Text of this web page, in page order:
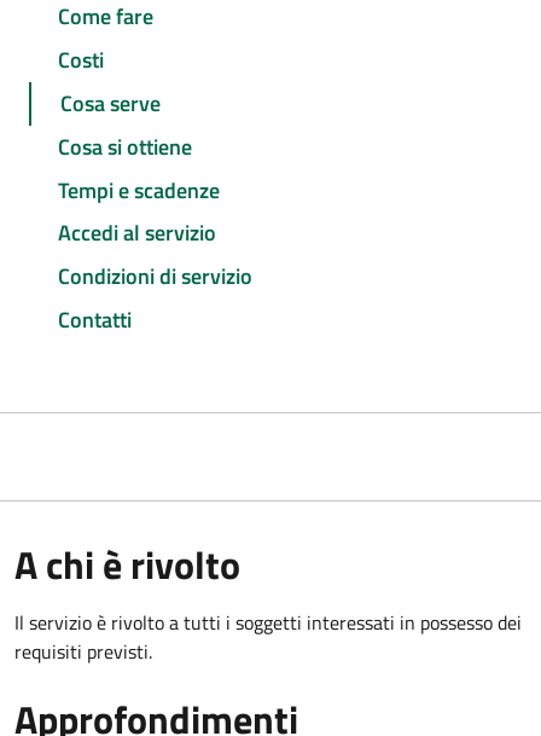
Come fare
Costi
Cosa serve
Cosa si ottiene
Tempi e scadenze
Accedi al servizio
Condizioni di servizio
Contatti
A chi è rivolto
Il servizio è rivolto a tutti i soggetti interessati in possesso dei
requisiti previsti.
Approfondimenti